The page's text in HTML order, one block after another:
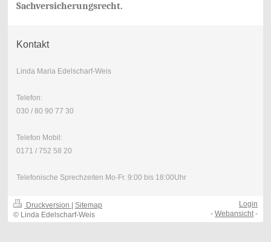
Sachversicherungsrecht.
Kontakt
Linda Maria Edelscharf-Weis
Telefon:
030 / 80 90 77 30
Telefon Mobil:
0171 / 752 58 20
Telefonische Sprechzeiten Mo-Fr. 9:00 bis 18:00Uhr
Druckversion | Sitemap
© Linda Edelscharf-Weis
Login
-Webansicht -